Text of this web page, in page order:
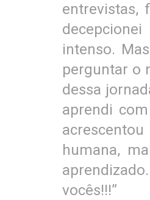
entrevistas,
intenso.
perguntar o
dessa
aprendi
humana,
vocês!!!”